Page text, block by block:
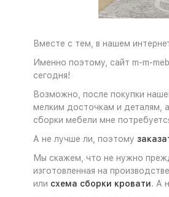
Вместе с тем, в нашем
Именно поэтому, сайт m-m-
сегодня!
Возможно, после покупки
мелким досточкам и деталям,
сборки мебели мне
А не лучше ли, поэтому
Мы скажем, что не нужно
изготовленная на
или схема сборки кровати. А